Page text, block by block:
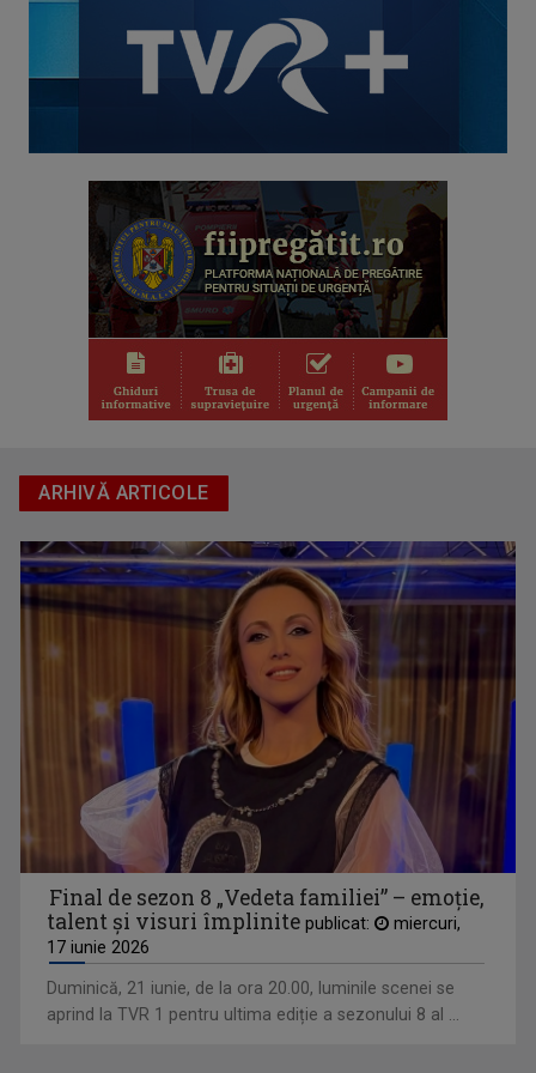
ROCK MANIAC
Știri, albumele momentului, cronica ...
Una dintre cele mai longevive emisiuni ale ...
ARHIVĂ ARTICOLE
Final de sezon 8 „Vedeta familiei” – emoție,
talent și visuri împlinite publicat:
miercuri,
17 iunie 2026
Duminică, 21 iunie, de la ora 20.00, luminile scenei se
aprind la TVR 1 pentru ultima ediție a sezonului 8 al ...